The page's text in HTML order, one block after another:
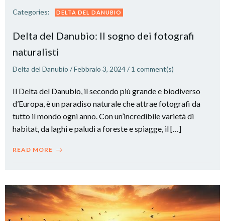
Categories: DELTA DEL DANUBIO
Delta del Danubio: Il sogno dei fotografi
naturalisti
Delta del Danubio /Febbraio 3, 2024/ 1 comment(s)
Il Delta del Danubio, il secondo più grande e biodiverso
d’Europa, è un paradiso naturale che attrae fotografi da
tutto il mondo ogni anno. Con un’incredibile varietà di
habitat, da laghi e paludi a foreste e spiagge, il […]
READ MORE